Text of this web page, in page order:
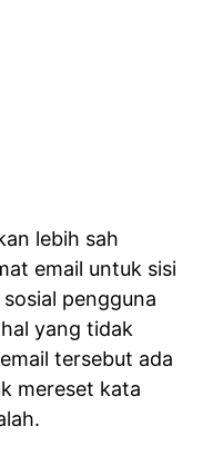
lebih sah
email untuk sisi
pengguna
yang tidak
tersebut ada
mereset kata